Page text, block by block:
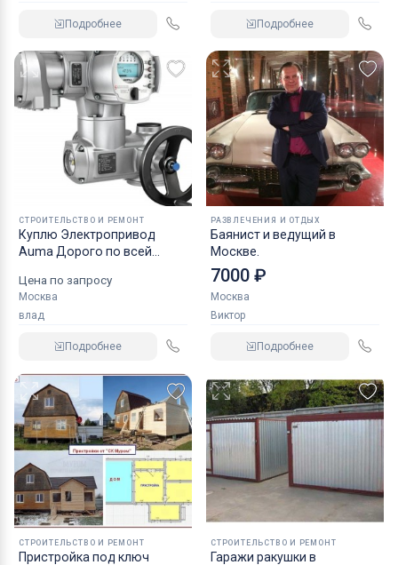
Подробнее Подробнее
СТРОИТЕЛЬСТВО И РЕМОНТ
Куплю Электропривод
Auma Дорого по всей
Цена по запросу
Москва
влад
Подробнее
РАЗВЛЕЧЕНИЯ И ОТДЫХ
Баянист и ведущий в
Москве.
7000 ₽
Москва
Виктор
Подробнее
СТРОИТЕЛЬСТВО И РЕМОНТ
Пристройка под ключ
СТРОИТЕЛЬСТВО И РЕМОНТ
Гаражи ракушки в